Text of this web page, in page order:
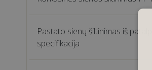
Pastato sienų šiltinimas iš
specifikacija